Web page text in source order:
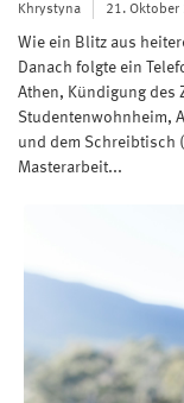
Khrystyna 21. Oktober
Wie ein Blitz aus
Danach folgte ein
Athen, Kündigung des
Studentenwohnheim,
und dem Schreibtisch
Masterarbeit...